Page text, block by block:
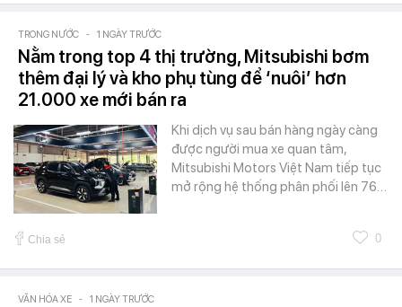
TRONG NƯỚC - 1 NGÀY TRƯỚC
Nằm trong top 4 thị trường, Mitsubishi bơm
thêm đại lý và kho phụ tùng để ‘nuôi’ hơn
21.000 xe mới bán ra
Khi dịch vụ sau bán hàng ngày càng
được người mua xe quan tâm,
Mitsubishi Motors Việt Nam tiếp tục
mở rộng hệ thống phân phối lên 76…
Chia sẻ 0
VĂN HÓA XE - 1 NGÀY TRƯỚC